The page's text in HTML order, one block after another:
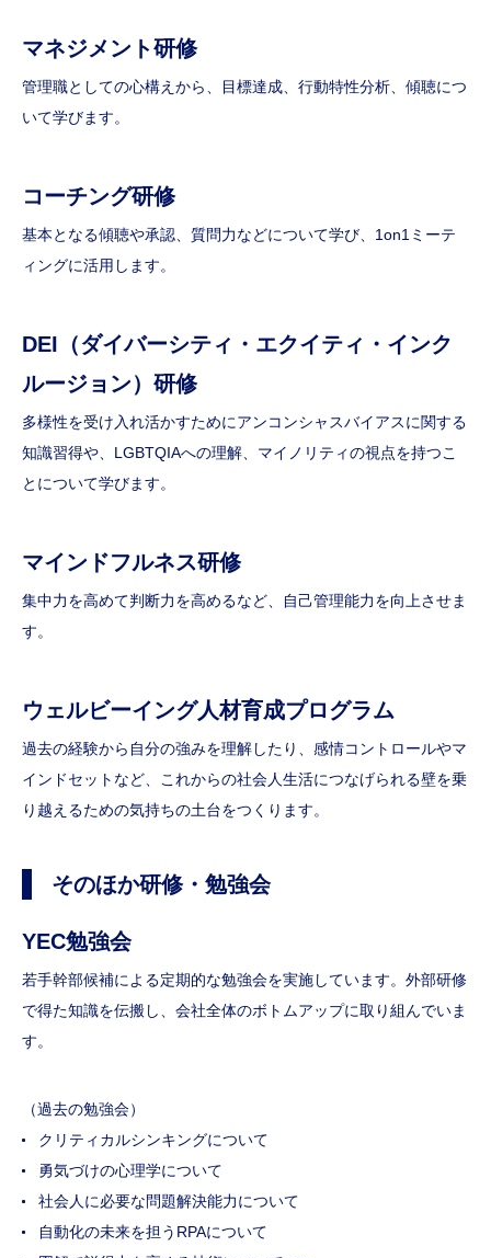
マネジメント研修
管理職としての心構えから、目標達成、行動特性分析、傾聴につ
いて学びます。
コーチング研修
基本となる傾聴や承認、質問力などについて学び、1on1ミーテ
ィングに活用します。
DEI（ダイバーシティ・エクイティ・インク
ルージョン） 研修
多様性を受け入れ活かすためにアンコンシャスバイアスに関する
知識習得や、LGBTQIAへの理解、マイノリティの視点を持つこ
とについて学びます。
マインドフルネス研修
集中力を高めて判断力を高めるなど、自己管理能力を向上させま
す。
ウェルビーイング人材育成プログラム
過去の経験から自分の強みを理解したり、感情コントロールやマ
インドセットなど、これからの社会人生活につなげられる壁を乗
り越えるための気持ちの土台をつくります。
そのほか研修・勉強会
YEC勉強会
若手幹部候補による定期的な勉強会を実施しています。外部研修
で得た知識を伝搬し、会社全体のボトムアップに取り組んでいま
す。
（過去の勉強会）
クリティカルシンキングについて
勇気づけの心理学について
社会人に必要な問題解決能力について
自動化の未来を担うRPAについて